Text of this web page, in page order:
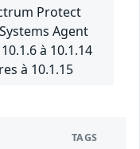
Protect
Agent
à 10.1.14
à 10.1.15
TAGS